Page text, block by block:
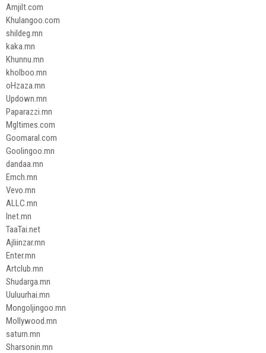
Amjilt.com
Khulangoo.com
shildeg.mn
kaka.mn
Khunnu.mn
kholboo.mn
oHzaza.mn
Updown.mn
Paparazzi.mn
Mgltimes.com
Goomaral.com
Goolingoo.mn
dandaa.mn
Emch.mn
Vevo.mn
ALLC.mn
Inet.mn
TaaTai.net
Ajliinzar.mn
Enter.mn
Artclub.mn
Shudarga.mn
Uuluurhai.mn
Mongoljingoo.mn
Mollywood.mn
saturn.mn
Sharsonin.mn